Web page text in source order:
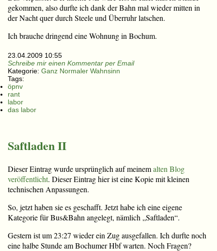
gekommen, also durfte ich dank der Bahn mal wieder mitten in
der Nacht quer durch Steele und Überruhr latschen.
Ich brauche dringend eine Wohnung in Bochum.
23.04.2009 10:55
Schreibe mir einen Kommentar per Email
Kategorie: Ganz Normaler Wahnsinn
Tags:
öpnv
rant
labor
das labor
Saftladen II
Dieser Eintrag wurde ursprünglich auf meinemalten Blog
veröffentlicht. Dieser Eintrag hier ist eine Kopie mit kleinen
technischen Anpassungen.
So, jetzt haben sie es geschafft. Jetzt habe ich eine eigene
Kategorie für Bus&Bahn angelegt, nämlich „Saftladen“.
Gestern ist um 23:27 wieder ein Zug ausgefallen. Ich durfte noch
eine halbe Stunde am Bochumer Hbf warten. Noch Fragen?